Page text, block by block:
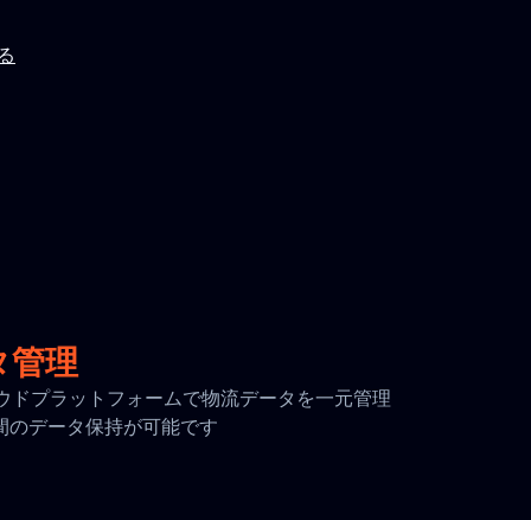
管理
ドプラットフォームで物流データを一元管理
のデータ保持が可能です